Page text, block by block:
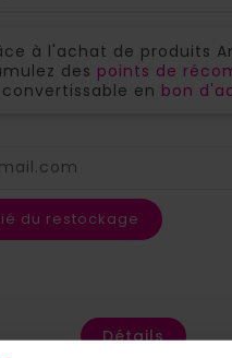
à l'achat de produits
des points de
convertissable en bon
du restockage
Détails